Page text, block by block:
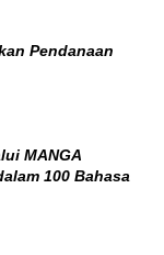
Pendanaan
MANGA
100 Bahasa